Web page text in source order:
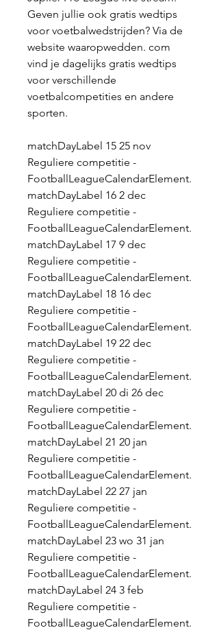
Geven jullie ook gratis wedtips
voor voetbalwedstrijden? Via de
website waaropwedden. com
vind je dagelijks gratis wedtips
voor verschillende
voetbalcompetities en andere
sporten.
matchDayLabel 15 25 nov
Reguliere competitie -
FootballLeagueCalendarElement.
matchDayLabel 16 2 dec
Reguliere competitie -
FootballLeagueCalendarElement.
matchDayLabel 17 9 dec
Reguliere competitie -
FootballLeagueCalendarElement.
matchDayLabel 18 16 dec
Reguliere competitie -
FootballLeagueCalendarElement.
matchDayLabel 19 22 dec
Reguliere competitie -
FootballLeagueCalendarElement.
matchDayLabel 20 di 26 dec
Reguliere competitie -
FootballLeagueCalendarElement.
matchDayLabel 21 20 jan
Reguliere competitie -
FootballLeagueCalendarElement.
matchDayLabel 22 27 jan
Reguliere competitie -
FootballLeagueCalendarElement.
matchDayLabel 23 wo 31 jan
Reguliere competitie -
FootballLeagueCalendarElement.
matchDayLabel 24 3 feb
Reguliere competitie -
FootballLeagueCalendarElement.